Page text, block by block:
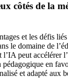
côtés de la
et les défis
le domaine de
peut accélérer
en
et adapté aux